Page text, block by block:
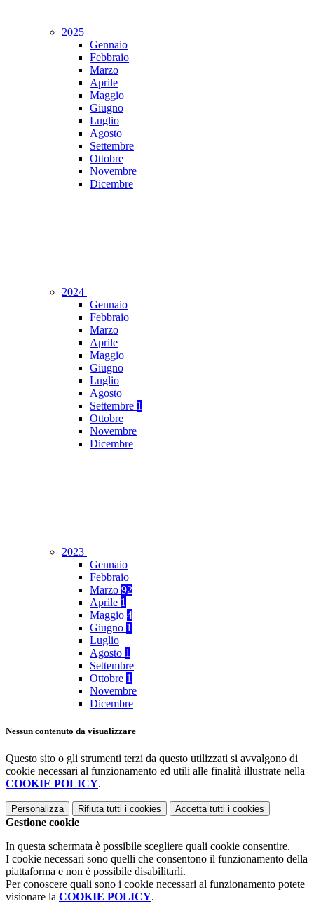
2025
Gennaio
Febbraio
Marzo
Aprile
Maggio
Giugno
Luglio
Agosto
Settembre
Ottobre
Novembre
Dicembre
2024
Gennaio
Febbraio
Marzo
Aprile
Maggio
Giugno
Luglio
Agosto
Settembre 1
Ottobre
Novembre
Dicembre
2023
Gennaio
Febbraio
Marzo 92
Aprile 1
Maggio 4
Giugno 1
Luglio
Agosto 1
Settembre
Ottobre 1
Novembre
Dicembre
Nessun contenuto da visualizzare
Questo sito o gli strumenti terzi da questo utilizzati si avvalgono di
cookie necessari al funzionamento ed utili alle finalità illustrate nella
COOKIE POLICY.
Personalizza Rifiuta tutti i cookies Accetta tutti i cookies
Gestione cookie
In questa schermata è possibile scegliere quali cookie consentire.
I cookie necessari sono quelli che consentono il funzionamento della
piattaforma e non è possibile disabilitarli.
Per conoscere quali sono i cookie necessari al funzionamento potete
visionare la COOKIE POLICY.